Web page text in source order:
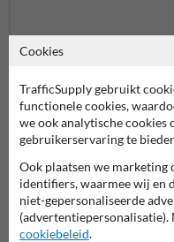
Cookies
TrafficSupply gebruikt
functionele cookies,
we ook analytische cookies
gebruikerservaring te
Ook plaatsen we marketing
identifiers, waarmee wij en
niet-gepersonaliseerde
(advertentiepersonalisatie).
cookiebeleid.